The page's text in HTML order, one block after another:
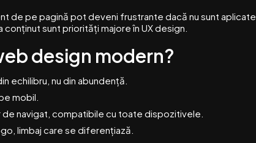
de pe pagină pot deveni frustrante dacă nu sunt aplicate
sunt priorități majore în UX design.
design modern?
echilibru, nu din abundență.
mobil.
navigat, compatibile cu toate dispozitivele.
limbaj care se diferențiază.